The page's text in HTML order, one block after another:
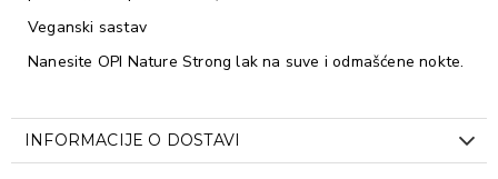
Veganski sastav
Nanesite OPI Nature Strong lak na suve i odmašćene nokte.
INFORMACIJE O DOSTAVI